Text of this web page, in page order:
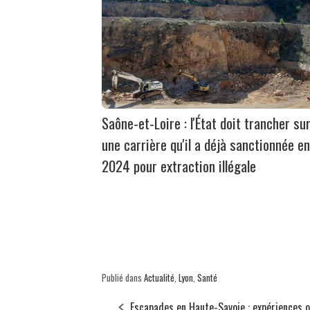
Saône-et-Loire : l'État doit trancher sur
une carrière qu'il a déjà sanctionnée en
2024 pour extraction illégale
Publié dans Actualité Lyon Santé